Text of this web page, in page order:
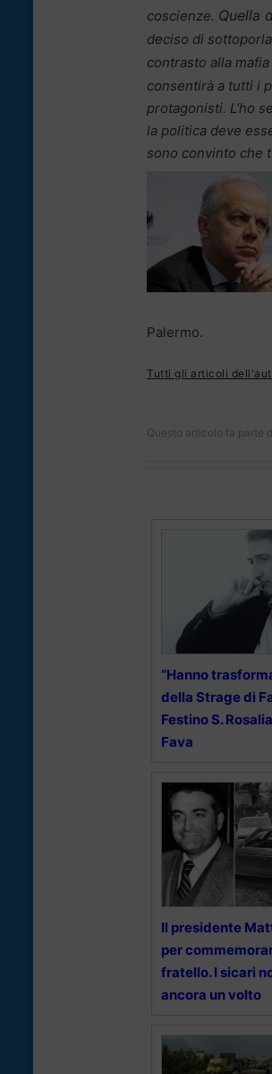
coscienze. Quella
deciso di
contrasto alla
consentirà a tutti i
protagonisti. L’ho
la politica deve
sono convinto che
Palermo.
Tutti gli articoli
Questo articolo fa parte
“Hanno
della Strage di
Festino S.
Fava
Il presidente
per
fratello. I sicari
ancora un volto